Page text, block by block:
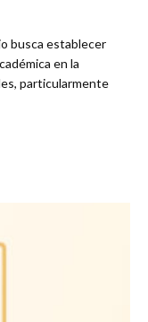
busca establecer
en la
particularmente